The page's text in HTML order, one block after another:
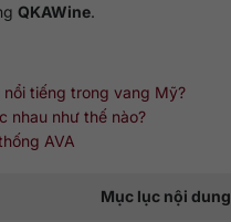
QKAWine.
nổi tiếng trong vang Mỹ?
nhau như thế nào?
AVA
Mục lục nội dung